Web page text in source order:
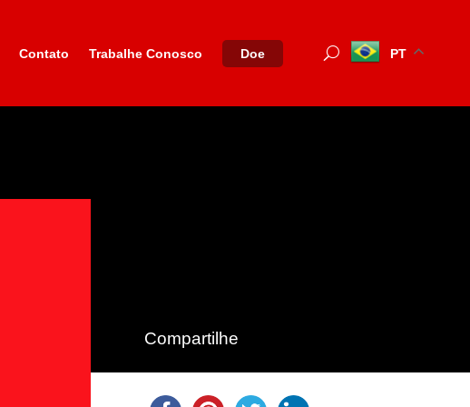
Contato Trabalhe Conosco Doe PT
Compartilhe